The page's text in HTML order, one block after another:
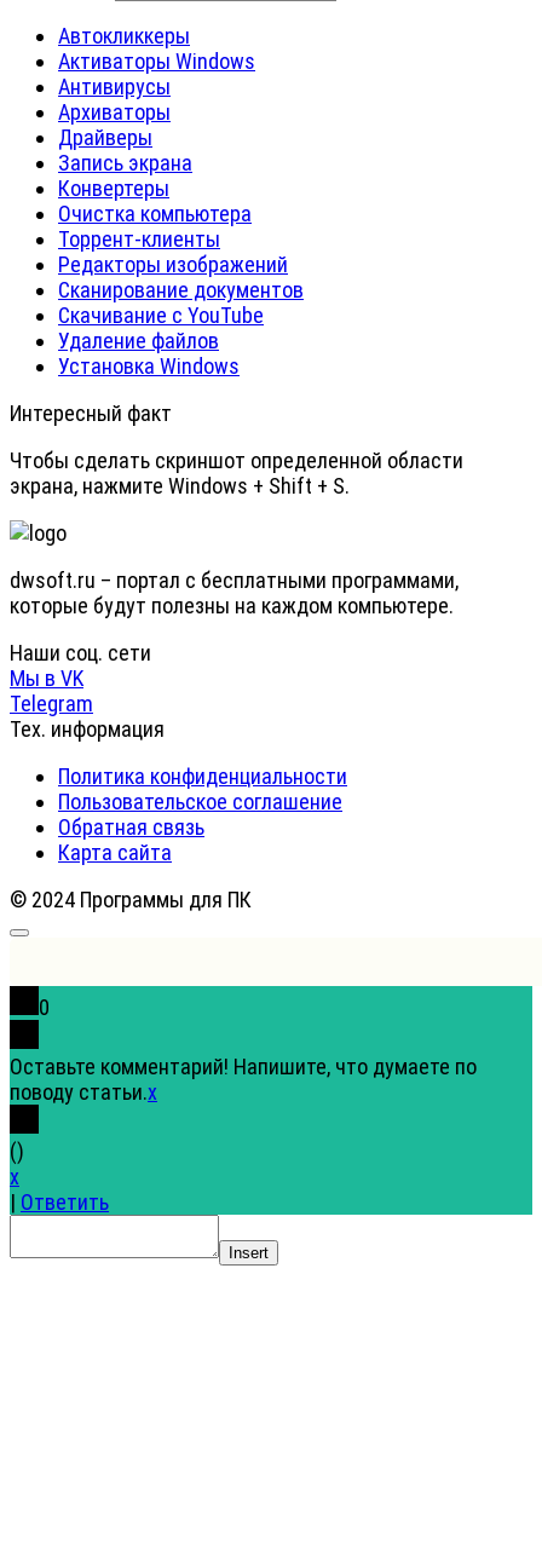
Автокликкеры
Активаторы Windows
Антивирусы
Архиваторы
Драйверы
Запись экрана
Конвертеры
Очистка компьютера
Торрент-клиенты
Редакторы изображений
Сканирование документов
Скачивание с YouTube
Удаление файлов
Установка Windows
Интересный факт
Чтобы сделать скриншот определенной области
экрана, нажмите Windows + Shift + S.
dwsoft.ru – портал с бесплатными программами,
которые будут полезны на каждом компьютере.
Наши соц. сети
Мы в VK
Telegram
Тех. информация
Политика конфиденциальности
Пользовательское соглашение
Обратная связь
Карта сайта
© 2024 Программы для ПК
0
Оставьте комментарий! Напишите, что думаете по
поводу статьи.x
()
x
| Ответить
Insert